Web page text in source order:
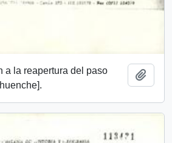
a la reapertura del paso